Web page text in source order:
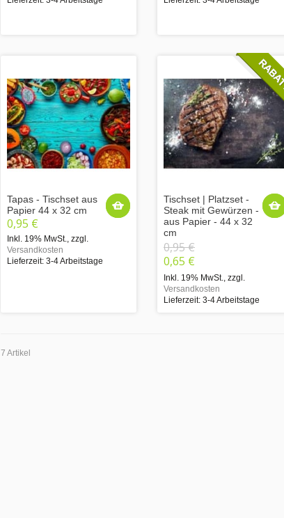
Tapas - Tischset aus
Papier 44 x 32 cm
0,95 €
Inkl. 19% MwSt. zzgl.
Versandkosten
Lieferzeit: 3-4 Arbeitstage
Tischset | Platzset -
Steak mit Gewürzen -
aus Papier - 44 x 32
cm
0,95 €
0,65 €
Inkl. 19% MwSt. zzgl.
Versandkosten
Lieferzeit: 3-4 Arbeitstage
7 Artikel